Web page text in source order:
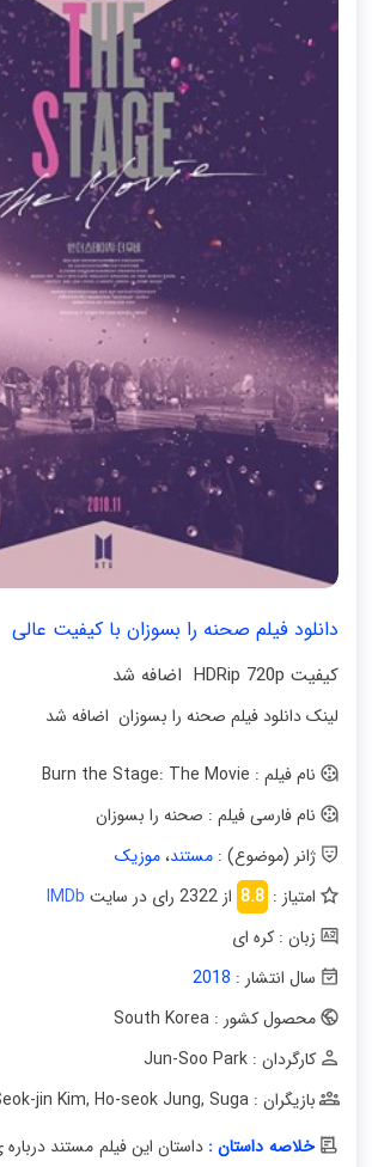
دانلود فیلم صحنه را بسوزان با کیفیت عالی
کیفیت HDRip 720p اضافه شد
لینک دانلود فیلم صحنه را بسوزان اضافه شد
نام فیلم : Burn the Stage: The Movie
نام فارسی فیلم : صحنه را بسوزان
ژانر (موضوع) :مستند،موزیک
امتیاز : 8.8 از 2322 رای در سایت
IMDb
زبان : کره ای
سال انتشار : 2018
محصول کشور : South Korea
کارگردان : Jun-Soo Park
بازیگران : Nam-joon Kim
jin Kim, Ho-seok Jung, Suga
خلاصه داستان :